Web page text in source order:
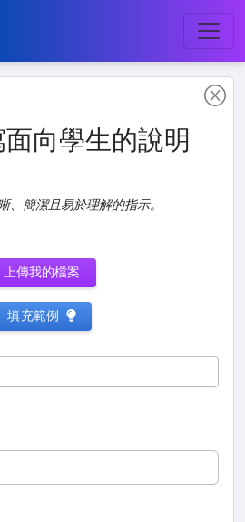
向學生的說明
、簡潔且易於理解的指示。
上傳我的檔案
填充範例